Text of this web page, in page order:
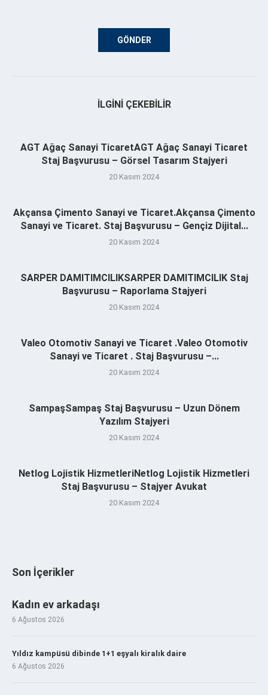
İLGINI ÇEKEBILIR
AGT Ağaç Sanayi TicaretAGT Ağaç Sanayi Ticaret
Staj Başvurusu – Görsel Tasarım Stajyeri
20 Kasım 2024
Akçansa Çimento Sanayi ve Ticaret.Akçansa Çimento
Sanayi ve Ticaret. Staj Başvurusu – Gençiz Dijital...
20 Kasım 2024
SARPER DAMITIMCILIKSARPER DAMITIMCILIK Staj
Başvurusu – Raporlama Stajyeri
20 Kasım 2024
Valeo Otomotiv Sanayi ve Ticaret .Valeo Otomotiv
Sanayi ve Ticaret . Staj Başvurusu –...
20 Kasım 2024
SampaşSampaş Staj Başvurusu – Uzun Dönem
Yazılım Stajyeri
20 Kasım 2024
Netlog Lojistik HizmetleriNetlog Lojistik Hizmetleri
Staj Başvurusu – Stajyer Avukat
20 Kasım 2024
Son İçerikler
Kadın ev arkadaşı
6 Ağustos 2026
Yıldız kampüsü dibinde 1+1 eşyalı kiralık daire
6 Ağustos 2026